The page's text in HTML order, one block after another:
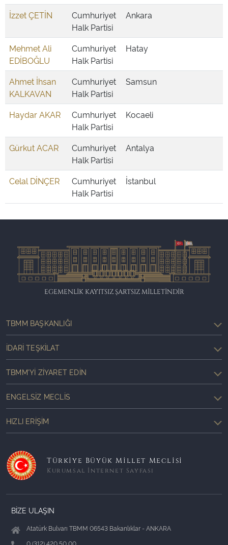
İzzet ÇETİN
Cumhuriyet
Halk Partisi
Ankara
Mehmet Ali
EDİBOĞLU
Cumhuriyet
Halk Partisi
Hatay
Ahmet İhsan
KALKAVAN
Cumhuriyet
Halk Partisi
Samsun
Haydar AKAR
Cumhuriyet
Halk Partisi
Kocaeli
Gürkut ACAR
Cumhuriyet
Halk Partisi
Antalya
Celal DİNÇER
Cumhuriyet
Halk Partisi
İstanbul
EGEMENLİK KAYITSIZ ŞARTSIZ MİLLETİNDİR
TBMM BAŞKANLIĞI
İDARI TEŞKILAT
TBMM'YI ZIYARET EDIN
ENGELSIZ MECLIS
HIZLI ERIŞIM
Türkiye Büyük Millet Meclisi
Kurumsal İnternet Sayfası
BİZE ULAŞIN
Atatürk Bulvarı TBMM 06543 Bakanlıklar - ANKARA
0 (312) 420 50 00